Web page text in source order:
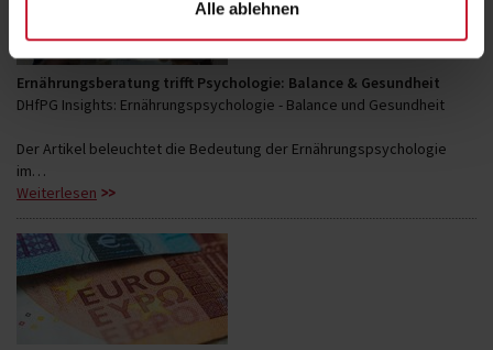
Alle ablehnen
Ernährungsberatung trifft Psychologie: Balance & Gesundheit
DHfPG Insights: Ernährungspsychologie - Balance und Gesundheit
Der Artikel beleuchtet die Bedeutung der Ernährungspsychologie
im…
Weiterlesen